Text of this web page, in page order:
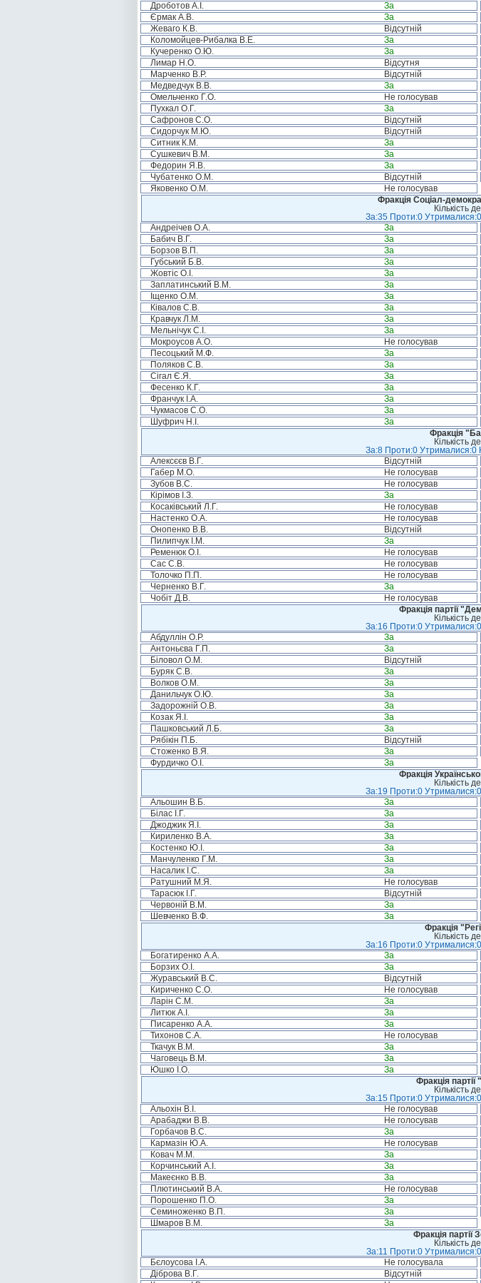
Дроботов А.І.
За
Єрмак А.В.
За
Жеваго К.В.
Відсутній
Коломойцев-Рибалка В.Е.
За
Кучеренко О.Ю.
За
Лимар Н.О.
Відсутня
Марченко В.Р.
Відсутній
Медведчук В.В.
За
Омельченко Г.О.
Не голосував
Пухкал О.Г.
За
Сафронов С.О.
Відсутній
Сидорчук М.Ю.
Відсутній
Ситник К.М.
За
Сушкевич В.М.
За
Федорин Я.В.
За
Чубатенко О.М.
Відсутній
Яковенко О.М.
Не голосував
Фракція Соціал-
Кількість
За:35 Проти:0 Утрималися:0
Андреічев О.А.
За
Бабич В.Г.
За
Борзов В.П.
За
Губський Б.В.
За
Жовтіс О.І.
За
Заплатинський В.М.
За
Іщенко О.М.
За
Ківалов С.В.
За
Кравчук Л.М.
За
Мельнічук С.І.
За
Мокроусов А.О.
Не голосував
Песоцький М.Ф.
За
Поляков С.В.
За
Сігал Є.Я.
За
Фесенко К.Г.
За
Франчук І.А.
За
Чукмасов С.О.
За
Шуфрич Н.І.
За
Фракція
Кількість
За:8 Проти:0 Утрималися:0
Алексєєв В.Г.
Відсутній
Габер М.О.
Не голосував
Зубов В.С.
Не голосував
Кірімов І.З.
За
Косаківський Л.Г.
Не голосував
Настенко О.А.
Не голосував
Онопенко В.В.
Відсутній
Пилипчук І.М.
За
Ременюк О.І.
Не голосував
Сас С.В.
Не голосував
Толочко П.П.
Не голосував
Черненко В.Г.
За
Чобіт Д.В.
Не голосував
Фракція партії
Кількість
За:16 Проти:0 Утрималися:0
Абдуллін О.Р.
За
Антоньєва Г.П.
За
Біловол О.М.
Відсутній
Буряк С.В.
За
Волков О.М.
За
Данильчук О.Ю.
За
Задорожній О.В.
За
Козак Я.І.
За
Пашковський Л.Б.
За
Рябікін П.Б.
Відсутній
Стоженко В.Я.
За
Фурдичко О.І.
За
Фракція
Кількість
За:19 Проти:0 Утрималися:0
Альошин В.Б.
За
Білас І.Г.
За
Джоджик Я.І.
За
Кириленко В.А.
За
Костенко Ю.І.
За
Манчуленко Г.М.
За
Насалик І.С.
За
Ратушний М.Я.
Не голосував
Тарасюк І.Г.
Відсутній
Червоній В.М.
За
Шевченко В.Ф.
За
Фракція
Кількість
За:16 Проти:0 Утрималися:0
Богатиренко А.А.
За
Борзих О.І.
За
Журавський В.С.
Відсутній
Кириченко С.О.
Не голосував
Ларін С.М.
За
Литюк А.І.
За
Писаренко А.А.
За
Тихонов С.А.
Не голосував
Ткачук В.М.
За
Чаговець В.М.
За
Юшко І.О.
За
Фракція
Кількість
За:15 Проти:0 Утрималися:0
Альохін В.І.
Не голосував
Арабаджи В.В.
Не голосував
Горбачов В.С.
За
Кармазін Ю.А.
Не голосував
Ковач М.М.
За
Корчинський А.І.
За
Макеєнко В.В.
За
Плютинський В.А.
Не голосував
Порошенко П.О.
За
Семиноженко В.П.
За
Шмаров В.М.
За
Фракція партії
Кількість
За:11 Проти:0 Утрималися:0
Бєлоусова І.А.
Не голосувала
Діброва В.Г.
Відсутній